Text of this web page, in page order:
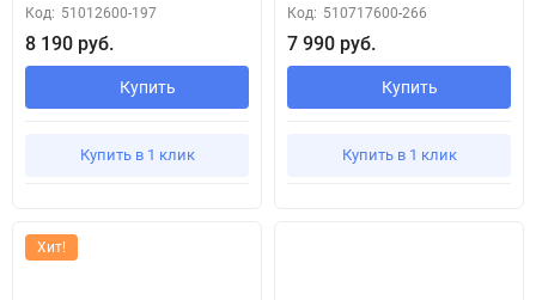
Код: 51012600-197
8 190 руб.
Купить
Купить в 1 клик
Код: 510717600-266
7 990 руб.
Купить
Купить в 1 клик
Хит!